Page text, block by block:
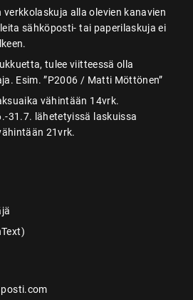
alla olevien kanavien
sähköposti- tai paperilaskuja ei
tulee viitteessä olla
Esim. ”P2006 / Matti Möttönen”
vähintään 14vrk.
31.7. lähetetyissä laskuissa
21vrk.